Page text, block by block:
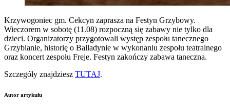
Krzywogoniec gm. Cekcyn zaprasza na Festyn Grzybowy.
Wieczorem w sobotę (11.08) rozpoczną się zabawy nie tylko dla
dzieci. Organizatorzy przygotowali występ zespołu tanecznego
Grzybianie, historię o Balladynie w wykonaniu zespołu teatralnego
oraz koncert zespołu Freje. Festyn zakończy zabawa taneczna.
Szczegóły znajdziesz TUTAJ.
Autor artykułu